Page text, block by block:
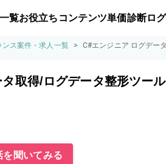
覧お役立ちコンテンツ単価診断ロ
ンス案件・求人一覧 > C#エンジニア ログデー
取得/ログデータ整形ツー
聞いてみる